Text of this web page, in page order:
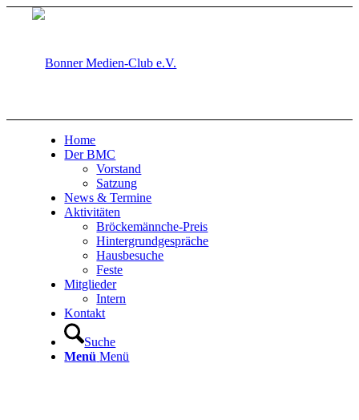
Home
Der BMC
Vorstand
Satzung
News & Termine
Aktivitäten
Bröckemännche-Preis
Hintergrundgespräche
Hausbesuche
Feste
Mitglieder
Intern
Kontakt
Suche
Menü Menü